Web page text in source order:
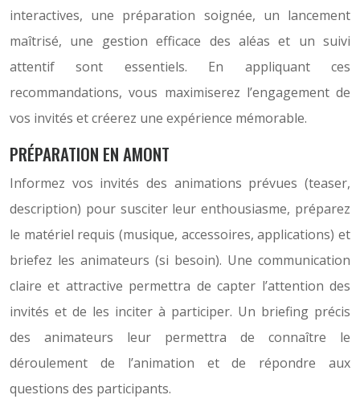
interactives, une préparation soignée, un lancement
maîtrisé, une gestion efficace des aléas et un suivi
attentif sont essentiels. En appliquant ces
recommandations, vous maximiserez l’engagement de
vos invités et créerez une expérience mémorable.
PRÉPARATION EN AMONT
Informez vos invités des animations prévues (teaser,
description) pour susciter leur enthousiasme, préparez
le matériel requis (musique, accessoires, applications) et
briefez les animateurs (si besoin). Une communication
claire et attractive permettra de capter l’attention des
invités et de les inciter à participer. Un briefing précis
des animateurs leur permettra de connaître le
déroulement de l’animation et de répondre aux
questions des participants.